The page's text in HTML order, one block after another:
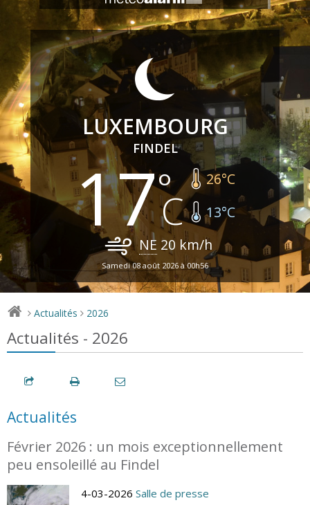
LUXEMBOURG
FINDEL
17 26°C
13°C
NE 20 km/h
Samedi 08 août 2026 à 00h56
> Actualités > 2026
Actualités - 2026
Actualités
Février 2026 : un mois exceptionnellement
peu ensoleillé au Findel
4-03-2026 Salle de presse